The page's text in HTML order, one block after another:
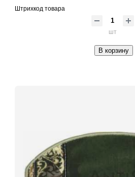
Штрихкод товара
шт
В корзину